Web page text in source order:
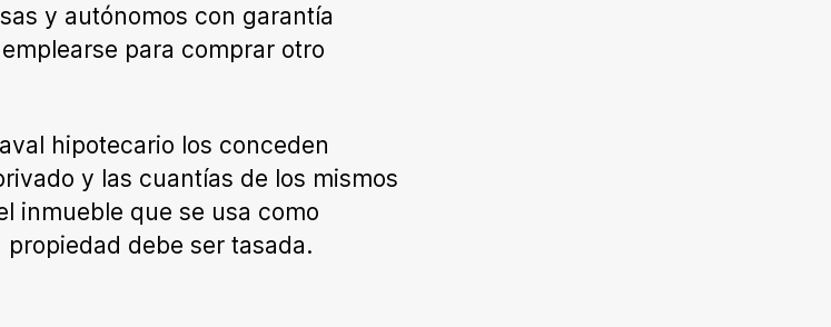
y autónomos con garantía
para comprar otro
hipotecario los conceden
y las cuantías de los mismos
inmueble que se usa como
debe ser tasada.